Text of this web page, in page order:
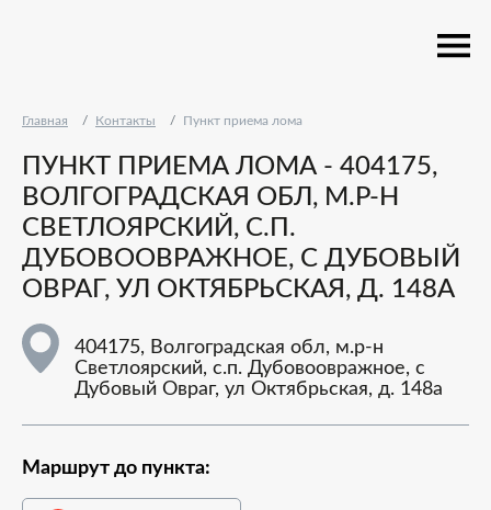
Главная Контакты Пункт приема лома
ПУНКТ ПРИЕМА ЛОМА - 404175,
ВОЛГОГРАДСКАЯ ОБЛ, М.Р-Н
СВЕТЛОЯРСКИЙ, С.П.
ДУБОВООВРАЖНОЕ, С ДУБОВЫЙ
ОВРАГ, УЛ ОКТЯБРЬСКАЯ, Д. 148А
404175, Волгоградская обл, м.р-н
Светлоярский, с.п. Дубовоовражное, с
Дубовый Овраг, ул Октябрьская, д. 148а
Маршрут до пункта: